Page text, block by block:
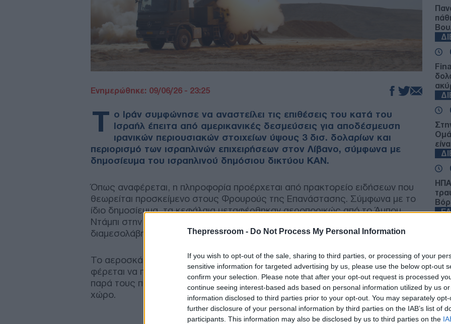
Thepressroom - Do Not Process My Personal Information
If you wish to opt-out of the sale, sharing to third parties, or processing of your
sensitive information for targeted advertising by us, please use the below opt-out
confirm your selection. Please note that after your opt-out request is processed
continue seeing interest-based ads based on personal information utilized by us
information disclosed to third parties prior to your opt-out. You may separately
further disclosure of your personal information by third parties on the IAB’s list of
participants. This information may also be disclosed by us to third parties on the
Ενημερώθηκε: 09/06/26 - 23:25
Τ ο Ιράν συμφώνησε να αναστείλει τις επιθέσεις του κατά του
Ισραήλ έπειτα από αμερικανικές δεσμεύσεις για αποδέσμευση
ιρανικών περιουσιακών στοιχείων ύψους 3 δισ. δολαρίων και
περιορισμό των ισραηλινών επιχειρήσεων στον Λίβανο, σύμφωνα με
δημοσίευμα του ισραηλινού δημόσιου δικτύου KAN.
Όπως αναφέρεται, η πληροφορία προέρχεται από πρακτορείο ειδήσεων που
θεωρείται προσκείμενο στους Φρουρούς της Επανάστασης. Σύμφωνα με το
ίδιο δημοσίευμα, τα κεφάλαια μεταφέρθηκαν αεροπορικώς από το Άμπου
Ντάμπι στην Τεχεράνη, ενώ η σχετική συνεννόηση πραγματοποιήθηκε μέσω
διαμεσολάβησης του Κατάρ.
Το αεροσκάφος που μετέφερε τα αποδεσμευμένα περιουσιακά στοιχεία
φέρεται να προσγειώθηκε στην ιρανική πρωτεύουσα το πρωί της Τρίτης,
παρά τους περιορισμούς που εξακολουθούν να ισχύουν στον ιρανικό εναέριο
χώρο.